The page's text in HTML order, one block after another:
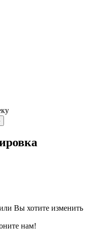
Вы хотите изменить
нам!